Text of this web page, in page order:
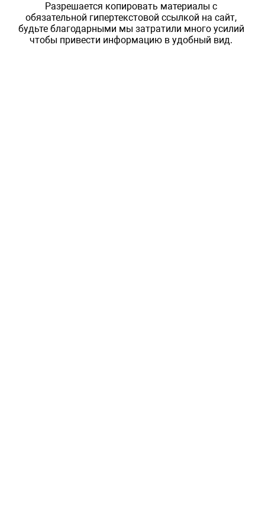
Разрешается копировать материалы с
обязательной гипертекстовой ссылкой на сайт,
будьте благодарными мы затратили много усилий
чтобы привести информацию в удобный вид.